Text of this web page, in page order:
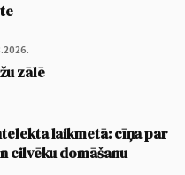
zālē
laikmetā: cīņa par
cilvēku domāšanu